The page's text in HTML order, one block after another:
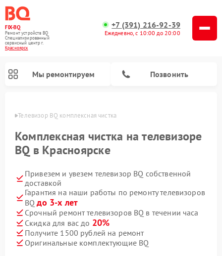
FIX-BQ
Ремонт устройств BQ
Специализированный
cервисный центр г.
Красноярск
+7 (391) 216-92-39
Ежедневно, с 10:00 до 20:00
Мы ремонтируем Позвонить
Телевизор BQ комплексная чистка
Комплексная чистка на телевизоре
BQ в Красноярске
Привезем и увезем телевизор BQ собственной
доставкой
Гарантия на наши работы по ремонту телевизоров
BQдо 3-х лет
Срочный ремонт телевизоров BQ в течении часа
Скидка для вас до 20%
Получите 1500 рублей на ремонт
Оригинальные комплектующие BQ